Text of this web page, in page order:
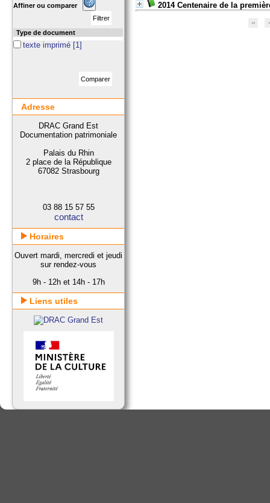
2014 Centenaire de la
Affiner ou comparer
Type de document
texte imprimé [1]
Adresse
DRAC Grand Est
Documentation patrimoniale
Palais du Rhin
2 place de la République
67082 Strasbourg
03 88 15 57 55
contact
Horaires
Ouvert mardi, mercredi et jeudi
sur rendez-vous
9h - 12h et 14h - 17h
Liens utiles